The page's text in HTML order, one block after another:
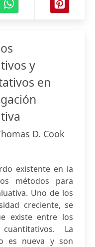
y
en
D. Cook
existente en la
métodos para
Uno de los
creciente, se
existe entre los
La
es nueva y son